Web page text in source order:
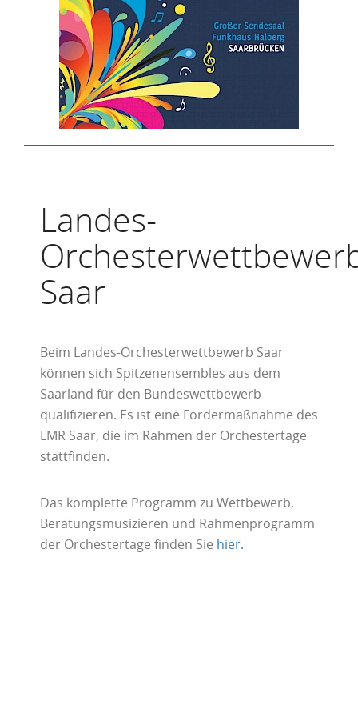
Landes-
Saar
Beim Landes-Orchesterwettbewerb Saar
können sich Spitzenensembles aus dem
Saarland für den Bundeswettbewerb
qualifizieren. Es ist eine Fördermaßnahme des
LMR Saar, die im Rahmen der Orchestertage
stattfinden.
Das komplette Programm zu Wettbewerb,
Beratungsmusizieren und Rahmenprogramm
der Orchestertage finden Sie hier.